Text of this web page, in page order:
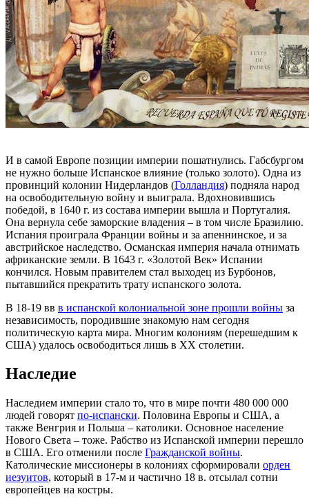
И в самой Европе позиции империи пошатнулись. Габсбургом
не нужно больше Испанское влияние (только золото). Одна из
провинций колонии Нидерландов (Голландия) подняла народ
на освободительную войну и выиграла. Вдохновившись
победой, в 1640 г. из состава империи вышла и Португалия.
Она вернула себе заморские владения – в том числе Бразилию.
Испания проиграла Франции войны и за апеннинское, и за
австрийское наследство. Османская империя начала отнимать
африканские земли. В 1643 г. «Золотой Век» Испании
кончился. Новым правителем стал выходец из Бурбонов,
пытавшийся прекратить трату испанского золота.
В 18-19 вв в испанской колониальной зоне прошли войны за
независимость, породившие знакомую нам сегодня
политическую карта мира. Многим колониям (перешедшим к
США) удалось освободиться лишь в XX столетии.
Наследие
Наследием империи стало то, что в мире почти 480 000 000
людей говорят по-испански. Половина Европы и США, а
также Венгрия и Польша – католики. Основное население
Нового Света – тоже. Рабство из Испанской империи перешло
в США. Его отменили после Гражданской войны.
Католические миссионеры в колониях сформировали орден
иезуитов, который в 17-м и частично 18 в. отсылал сотни
европейцев на костры.